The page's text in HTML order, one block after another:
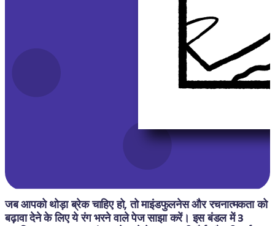
जब आपको थोड़ा ब्रेक चाहिए हो, तो माइंडफुलनेस और रचनात्मकता को
बढ़ावा देने के लिए ये रंग भरने वाले पेज साझा करें। इस बंडल में 3